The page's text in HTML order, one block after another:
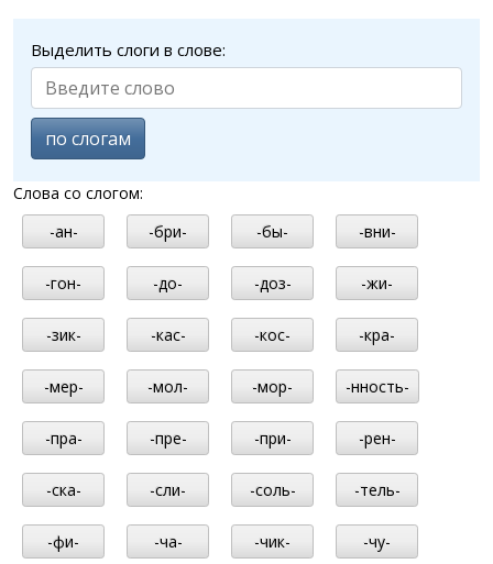
Выделить слоги в слове:
по слогам
Слова со слогом:
-ан-
-бри- -бы- -вни-
-гон- -до- -доз- -жи-
-зик- -кас- -кос- -кра-
-мер- -мол- -мор- -нность-
-пра- -пре- -при- -рен-
-ска- -сли- -соль- -тель-
-фи- -ча- -чик- -чу-